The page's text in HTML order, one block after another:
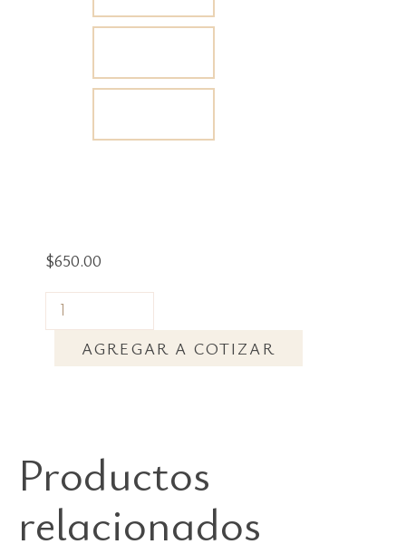
$650.00
AGREGAR A COTIZAR
Productos
relacionados